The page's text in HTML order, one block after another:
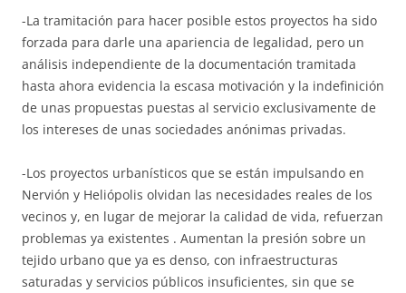
-La tramitación para hacer posible estos proyectos ha sido
forzada para darle una apariencia de legalidad, pero un
análisis independiente de la documentación tramitada
hasta ahora evidencia la escasa motivación y la indefinición
de unas propuestas puestas al servicio exclusivamente de
los intereses de unas sociedades anónimas privadas.
-Los proyectos urbanísticos que se están impulsando en
Nervión y Heliópolis olvidan las necesidades reales de los
vecinos y, en lugar de mejorar la calidad de vida, refuerzan
problemas ya existentes . Aumentan la presión sobre un
tejido urbano que ya es denso, con infraestructuras
saturadas y servicios públicos insuficientes, sin que se